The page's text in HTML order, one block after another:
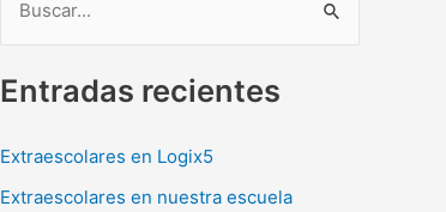
s
a
r
Entradas recientes
Extraescolares en Logix5
Extraescolares en nuestra escuela